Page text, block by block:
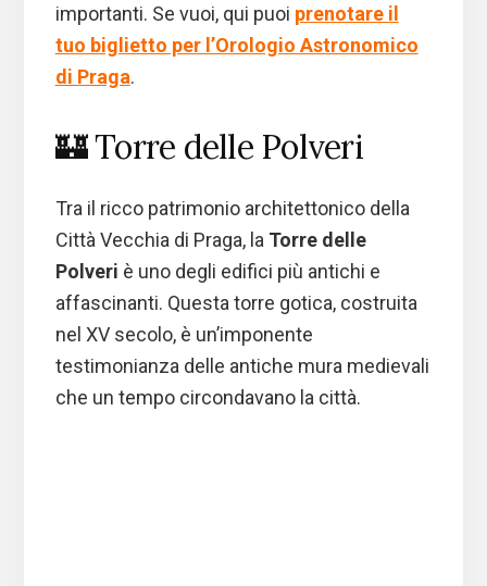
importanti. Se vuoi, qui puoi prenotare il
tuo biglietto per l’Orologio Astronomico
di Praga.
🏰 Torre delle Polveri
Tra il ricco patrimonio architettonico della
Città Vecchia di Praga, la Torre delle
Polveri è uno degli edifici più antichi e
affascinanti. Questa torre gotica, costruita
nel XV secolo, è un’imponente
testimonianza delle antiche mura medievali
che un tempo circondavano la città.